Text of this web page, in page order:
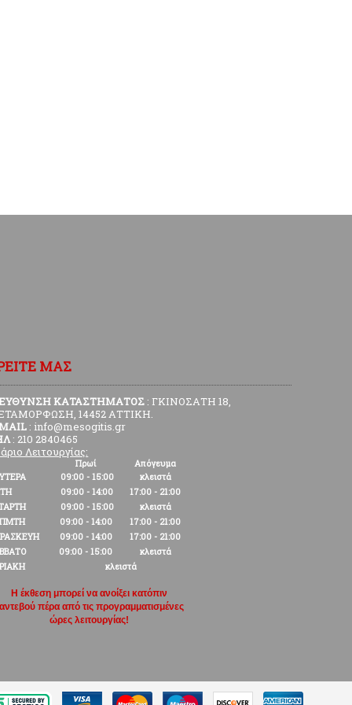
ΜΑΣ
ΚΑΤΑΣΤΗΜΑΤΟΣ : ΓΚΙΝΟΣΑΤΗ 18,
14452 ΑΤΤΙΚΗ.
: info@mesogitis.gr
: 210 2840465
Λειτουργίας:
Πρωί
Απόγευμα
09:00 - 15:00
κλειστά
09:00 - 14:00
17:00 - 21:00
09:00 - 15:00
κλειστά
09:00 - 14:00
17:00 - 21:00
09:00 - 14:00
17:00 - 21:00
09:00 - 15:00
κλειστά
κλειστά
Η έκθεση μπορεί να ανοίξει κατόπιν
πέρα από τις προγραμματισμένες
ώρες λειτουργίας!